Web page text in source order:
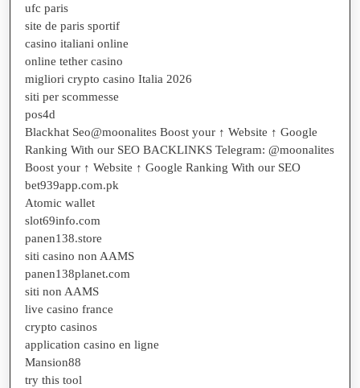
ufc paris
site de paris sportif
casino italiani online
online tether casino
migliori crypto casino Italia 2026
siti per scommesse
pos4d
Blackhat Seo@moonalites Boost your ↑ Website ↑ Google
Ranking With our SEO BACKLINKS Telegram: @moonalites
Boost your ↑ Website ↑ Google Ranking With our SEO
bet939app.com.pk
Atomic wallet
slot69info.com
panen138.store
siti casino non AAMS
panen138planet.com
siti non AAMS
live casino france
crypto casinos
application casino en ligne
Mansion88
try this tool